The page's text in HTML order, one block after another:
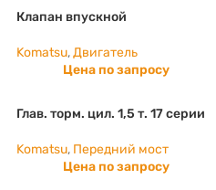
Клапан впускной
Komatsu,Двигатель
Цена по запросу
Глав. торм. цил. 1,5 т. 17 серии
Komatsu, Передний мост
Цена по запросу